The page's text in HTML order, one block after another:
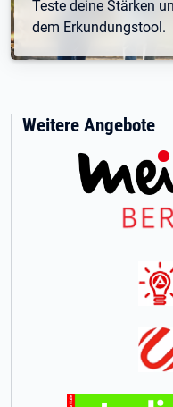
Teste deine Stärken
dem Erkundungstool.
Weitere Angebote